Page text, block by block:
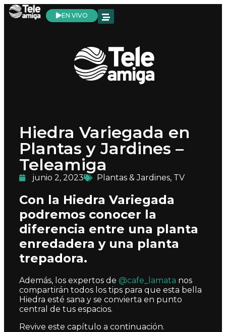
EN VIVO
Hiedra Variegada en
Plantas y Jardines –
Teleamiga
junio 2, 2023 Plantas & Jardines, TV
Con la Hiedra Variegada
podremos conocer la
diferencia entre una planta
enredadera y una planta
trepadora.
Además, los expertos de @cafe_lamata nos
compartirán todos los tips para que esta bella
Hiedra esté sana y se convierta en punto
central de tus espacios.
Revive este capítulo a continuación.